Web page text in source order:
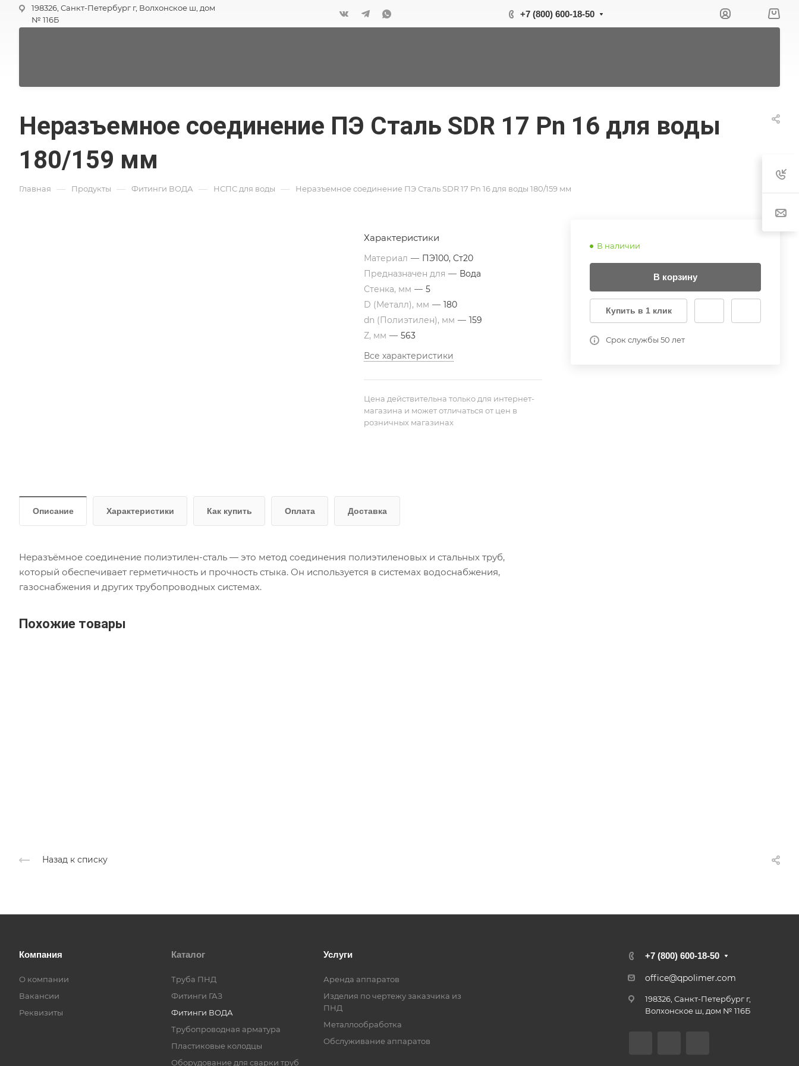
198326, Санкт-Петербург г, Волхонское ш, дом
№ 116Б
+7 (800) 600-18-50
Неразъемное соединение ПЭ Сталь SDR 17 Pn 16 для воды
180/159 мм
Главная — Продукты — Фитинги ВОДА — НСПС для воды — Неразъемное соединение ПЭ Сталь SDR 17 Pn 16 для воды 180/159 мм
В наличии
В корзину
Купить в 1 клик
Срок службы 50 лет
Характеристики
Материал — ПЭ100, Ст20
Предназначен для — Вода
Стенка, мм — 5
D (Металл), мм — 180
dn (Полиэтилен), мм — 159
Z, мм — 563
Все характеристики
Цена действительна только для интернет-
магазина и может отличаться от цен в
розничных магазинах
Описание Характеристики Как купить Оплата Доставка
Неразъёмное соединение полиэтилен-сталь — это метод соединения полиэтиленовых и стальных труб,
который обеспечивает герметичность и прочность стыка. Он используется в системах водоснабжения,
газоснабжения и других трубопроводных системах.
Похожие товары
Назад к списку
Компания
О компании
Вакансии
Реквизиты
Каталог
Труба ПНД
Фитинги ГАЗ
Фитинги ВОДА
Трубопроводная арматура
Пластиковые колодцы
Оборудование для сварки труб
Услуги
Аренда аппаратов
Изделия по чертежу заказчика из
ПНД
Металлообработка
Обслуживание аппаратов
+7 (800) 600-18-50
office@qpolimer.com
198326, Санкт-Петербург г,
Волхонское ш, дом № 116Б